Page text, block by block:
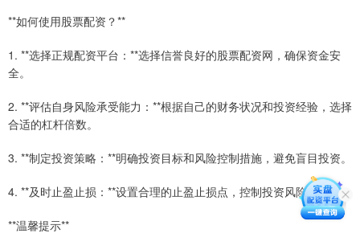
**如何使用股票配资？**
1. **选择正规配资平台：**选择信誉良好的股票配资网，确保资金安
全。
2. **评估自身风险承受能力：**根据自己的财务状况和投资经验，选择
合适的杠杆倍数。
3. **制定投资策略：**明确投资目标和风险控制措施，避免盲目投资。
4. **及时止盈止损：**设置合理的止盈止损点，控制投资风险。
**温馨提示**